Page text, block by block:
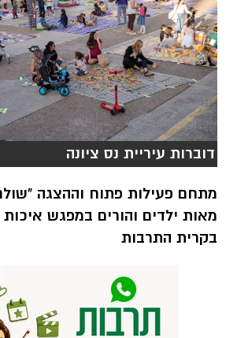
דוברות עיריית נס ציונה
מתחם פעילות פתוח וההצגה
מאות ילדים והורים במפגש
בקרית התרבות